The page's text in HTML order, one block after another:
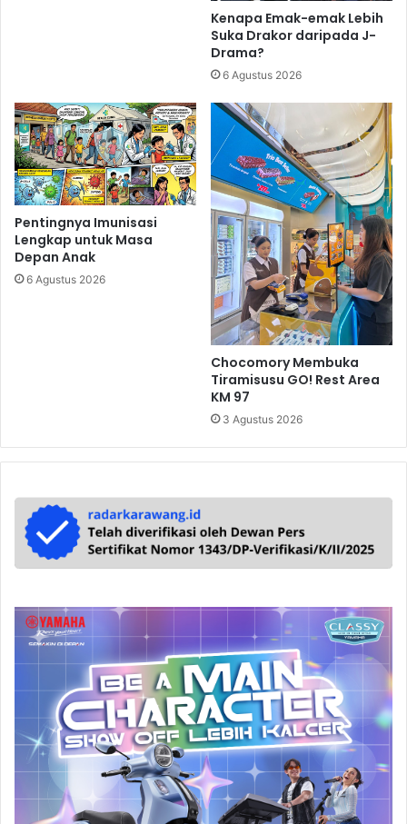
Kenapa Emak-emak Lebih
Suka Drakor daripada J-
Drama?
6 Agustus 2026
Pentingnya Imunisasi
Lengkap untuk Masa
Depan Anak
6 Agustus 2026
Chocomory Membuka
Tiramisusu GO! Rest Area
KM 97
3 Agustus 2026